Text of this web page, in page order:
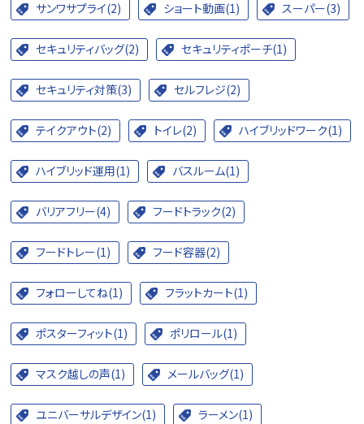
サンワサプライ(2) ショート動画(1) スーパー(3)
セキュリティバッグ(2) セキュリティポーチ(1)
セキュリティ対策(3) セルフレジ(2)
テイクアウト(2) トイレ(2) ハイブリッドワーク(1)
ハイブリッド運用(1) バスルーム(1)
バリアフリー(4) フードトラック(2)
フードトレー(1) フード容器(2)
フォローしてね(1) フラットカート(1)
ポスターフィット(1) ポリロール(1)
マスク越しの声(1) メールバッグ(1)
ユニバーサルデザイン(1) ラーメン(1)